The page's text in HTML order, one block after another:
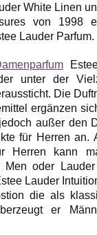
White Linen
von 1998
Lauder Parfum.
unter der
Die
ergänzen
außer den
für Herren an.
Herren kann
Men oder
Lauder
die als
er